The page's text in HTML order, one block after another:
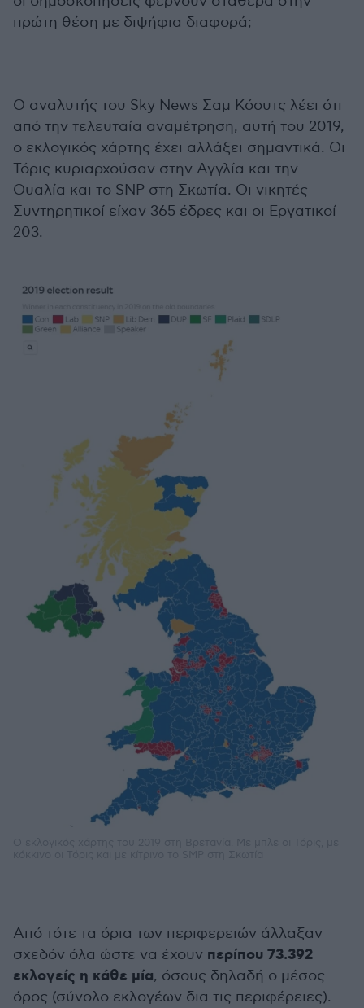
πρώτη θέση με διψήφια διαφορά;
Ο αναλυτής του Sky News Σαμ Κόουτς λέει ότι
από την τελευταία αναμέτρηση, αυτή του 2019,
ο εκλογικός χάρτης έχει αλλάξει σημαντικά. Οι
Τόρις κυριαρχούσαν στην Αγγλία και την
Ουαλία και το SNP στη Σκωτία. Οι νικητές
Συντηρητικοί είχαν 365 έδρες και οι Εργατικοί
203.
Από τότε τα όρια των περιφερειών άλλαξαν
σχεδόν όλα ώστε να έχουν περίπου 73.392
εκλογείς η κάθε μία, όσους δηλαδή ο μέσος
όρος (σύνολο εκλογέων δια τις περιφέρειες).